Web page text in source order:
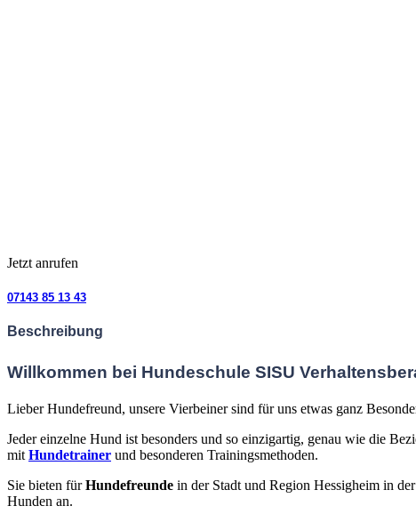
Jetzt anrufen
07143 85 13 43
Beschreibung
Willkommen bei Hundeschule SISU
Lieber Hundefreund, unsere Vierbeiner sind für uns etwas ganz
Jeder einzelne Hund ist besonders und so einzigartig, genau wie die
mit Hundetrainer und besonderen Trainingsmethoden.
Sie bieten fürHundefreunde in der Stadt und Region Hessigheim in der
Hunden an.